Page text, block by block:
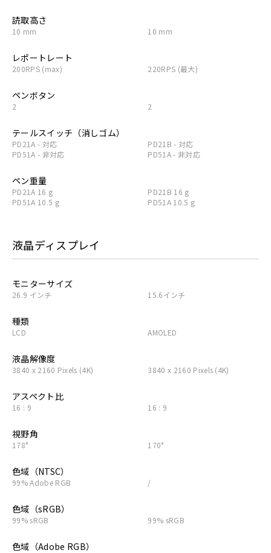
読取高さ
10 mm 10 mm
レポートレート
200RPS (max) 220RPS (最大)
ペンボタン
2 2
テールスイッチ（消しゴム）
PD21A - 対応
PD51A - 非対応
PD21B - 対応
PD51A - 非対応
ペン重量
PD21A 16 g
PD51A 10.5 g
PD21B 16 g
PD51A 10.5 g
液晶ディスプレイ
モニターサイズ
26.9 インチ 15.6インチ
種類
LCD AMOLED
液晶解像度
3840 x 2160 Pixels (4K) 3840 x 2160 Pixels (4K)
アスペクト比
16 : 9 16 : 9
視野角
178° 170°
色域（NTSC）
99% Adobe RGB /
色域（sRGB）
99% sRGB 99% sRGB
色域（Adobe RGB）